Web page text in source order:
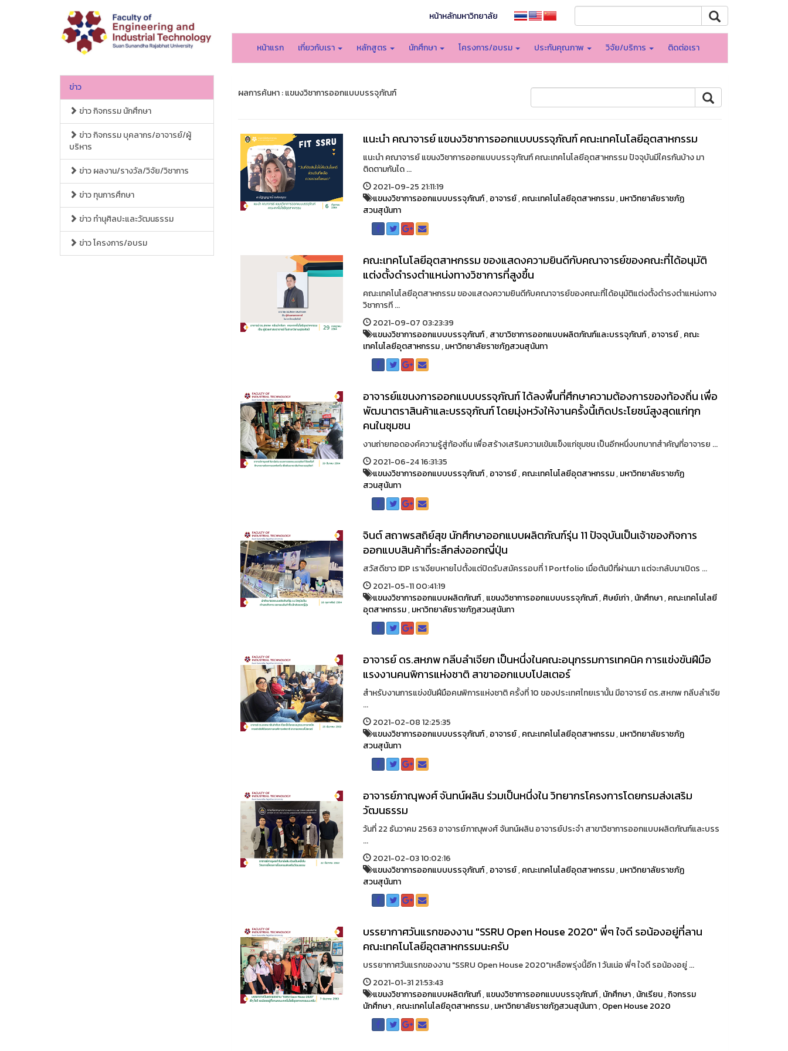
หน้าหลักมหาวิทยาลัย
หน้าแรก เกี่ยวกับเรา หลักสูตร นักศึกษา โครงการ/อบรม ประกันคุณภาพ วิจัย/บริการ ติดต่อเรา
ข่าว
ข่าว กิจกรรม นักศึกษา
ข่าว กิจกรรม บุคลากร/อาจารย์/ผู้
บริหาร
ข่าว ผลงาน/รางวัล/วิจัย/วิชาการ
ข่าว ทุนการศึกษา
ข่าว ทำนุศิลปะและวัฒนธรรม
ข่าว โครงการ/อบรม
ผลการค้นหา : แขนงวิชาการออกแบบบรรจุภัณฑ์
แนะนำ คณาจารย์ แขนงวิชาการออกแบบบรรจุภัณฑ์ คณะเทคโนโลยีอุตสาหกรรม
แนะนำ คณาจารย์ แขนงวิชาการออกแบบบรรจุภัณฑ์ คณะเทคโนโลยีอุตสาหกรรม ปัจจุบันมีใครกันบ้าง มา
ติดตามกันได ...
2021-09-25 21:11:19
แขนงวิชาการออกแบบบรรจุภัณฑ์,อาจารย์,คณะเทคโนโลยีอุตสาหกรรม,มหาวิทยาลัยราชภัฏ
สวนสุนันทา
คณะเทคโนโลยีอุตสาหกรรม ของแสดงความยินดีกับคณาจารย์ของคณะที่ได้อนุมัติ
แต่งตั้งดำรงตำแหน่งทางวิชาการที่สูงขึ้น
คณะเทคโนโลยีอุตสาหกรรม ของแสดงความยินดีกับคณาจารย์ของคณะที่ได้อนุมัติแต่งตั้งดำรงตำแหน่งทาง
วิชาการที ...
2021-09-07 03:23:39
แขนงวิชาการออกแบบบรรจุภัณฑ์,สาขาวิชาการออกแบบผลิตภัณฑ์และบรรจุภัณฑ์,อาจารย์,คณะ
เทคโนโลยีอุตสาหกรรม,มหาวิทยาลัยราชภัฏสวนสุนันทา
อาจารย์แขนงการออกแบบบรรจุภัณฑ์ ได้ลงพื้นที่ศึกษาความต้องการของท้องถิ่น เพื่อ
พัฒนาตราสินค้าและบรรจุภัณฑ์ โดยมุ่งหวังให้งานครั้งนี้เกิดประโยชน์สูงสุดแก่ทุก
คนในชุมชน
งานถ่ายทอดองค์ความรู้สู่ท้องถิ่น เพื่อสร้างเสริมความเข้มแข็งแก่ชุมชน เป็นอีกหนึ่งบทบาทสำคัญที่อาจารย ...
2021-06-24 16:31:35
แขนงวิชาการออกแบบบรรจุภัณฑ์,อาจารย์,คณะเทคโนโลยีอุตสาหกรรม,มหาวิทยาลัยราชภัฏ
สวนสุนันทา
จินต์ สถาพรสถิย์สุข นักศึกษาออกแบบผลิตภัณฑ์รุ่น 11 ปัจจุบันเป็นเจ้าของกิจการ
ออกแบบสินค้าที่ระลึกส่งออกญี่ปุ่น
สวัสดีชาว IDP เราเงียบหายไปตั้งแต่ปิดรับสมัครรอบที่ 1 Portfolio เมื่อต้นปีที่ผ่านมา แต่จะกลับมาเปิดร ...
2021-05-11 00:41:19
แขนงวิชาการออกแบบผลิตภัณฑ์,แขนงวิชาการออกแบบบรรจุภัณฑ์,ศิษย์เก่า,นักศึกษา,คณะเทคโนโลยี
อุตสาหกรรม,มหาวิทยาลัยราชภัฏสวนสุนันทา
อาจารย์ ดร.สหภพ กลีบลำเจียก เป็นหนึ่งในคณะอนุกรรมการเทคนิค การแข่งขันฝีมือ
แรงงานคนพิการแห่งชาติ สาขาออกแบบโปสเตอร์
สำหรับงานการแข่งขันฝีมือคนพิการแห่งชาติ ครั้งที่ 10 ของประเทศไทยเรานั้น มีอาจารย์ ดร.สหภพ กลีบลำเจีย
...
2021-02-08 12:25:35
แขนงวิชาการออกแบบบรรจุภัณฑ์,อาจารย์,คณะเทคโนโลยีอุตสาหกรรม,มหาวิทยาลัยราชภัฏ
สวนสุนันทา
อาจารย์ภาณุพงศ์ จันทน์ผลิน ร่วมเป็นหนึ่งใน วิทยากรโครงการโดยกรมส่งเสริม
วัฒนธรรม
วันที่ 22 ธันวาคม 2563 อาจารย์ภาณุพงศ์ จันทน์ผลิน อาจารย์ประจำ สาขาวิชาการออกแบบผลิตภัณฑ์และบรร
...
2021-02-03 10:02:16
แขนงวิชาการออกแบบบรรจุภัณฑ์,อาจารย์,คณะเทคโนโลยีอุตสาหกรรม,มหาวิทยาลัยราชภัฏ
สวนสุนันทา
บรรยากาศวันแรกของงาน "SSRU Open House 2020" พี่ๆ ใจดี รอน้องอยู่ที่ลาน
คณะเทคโนโลยีอุตสาหกรรมนะครับ
บรรยากาศวันแรกของงาน "SSRU Open House 2020"เหลือพรุ่งนี้อีก 1 วันเน่อ พี่ๆ ใจดี รอน้องอยู่ ...
2021-01-31 21:53:43
แขนงวิชาการออกแบบผลิตภัณฑ์,แขนงวิชาการออกแบบบรรจุภัณฑ์,นักศึกษา,นักเรียน,กิจกรรม
นักศึกษา,คณะเทคโนโลยีอุตสาหกรรม,มหาวิทยาลัยราชภัฏสวนสุนันทา,Open House 2020